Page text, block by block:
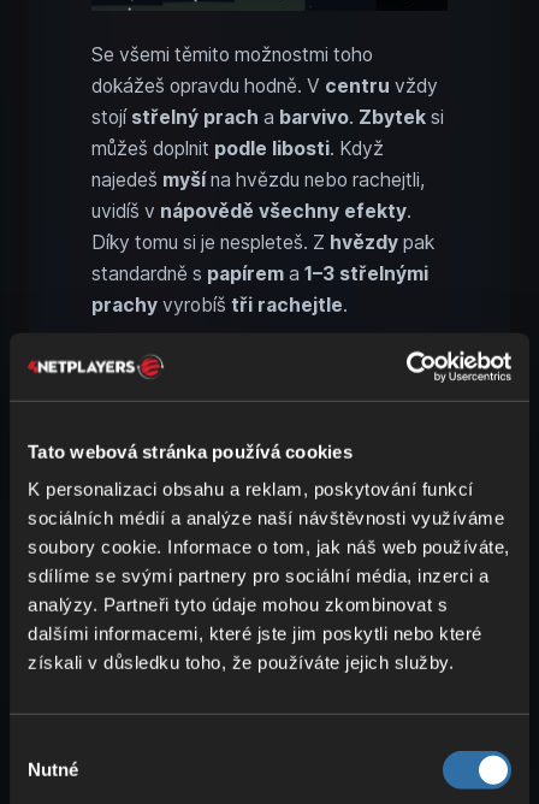
Tato webová stránka používá cookies
K personalizaci obsahu a reklam, poskytování funkcí
sociálních médií a analýze naší návštěvnosti využíváme
soubory cookie. Informace o tom, jak náš web používáte,
sdílíme se svými partnery pro sociální média, inzerci a
analýzy. Partneři tyto údaje mohou zkombinovat s
dalšími informacemi, které jste jim poskytli nebo které
získali v důsledku toho, že používáte jejich služby.
souhlasu
Nutné
Se všemi těmito možnostmi toho
dokážeš opravdu hodně. V centru vždy
stojí střelný prach a barvivo. Zbytek si
můžeš doplnit podle libosti. Když
najedeš myšína hvězdu nebo rachejtli,
uvidíš v nápovědě všechny efekty.
Díky tomu si je nespleteš. Z hvězdy pak
standardně s papírem a 1–3 střelnými
prachy vyrobíš tři rachejtle.
Všechny tyto prvky ti dávají
obrovskou
volnost
efekty? To je opravdu velký výběr. Podle
jednoho uživatele na Redditu můžeš
vytvořitmiliardy a další kombinace a
stále se nebudeš opakovat.
Ohňostrojové rachejtle v
Minecraftu: použití a profi tipy